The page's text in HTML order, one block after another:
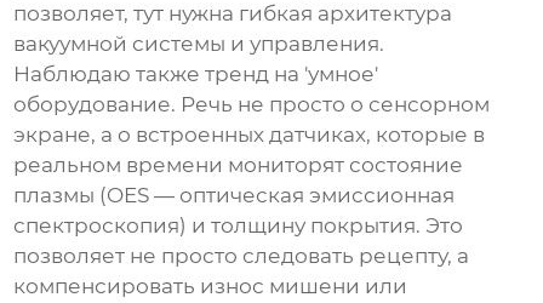
позволяет, тут нужна гибкая архитектура
вакуумной системы и управления.
Наблюдаю также тренд на 'умное'
оборудование. Речь не просто о сенсорном
экране, а о встроенных датчиках, которые в
реальном времени мониторят состояние
плазмы (OES — оптическая эмиссионная
спектроскопия) и толщину покрытия. Это
позволяет не просто следовать рецепту, а
компенсировать износ мишени или